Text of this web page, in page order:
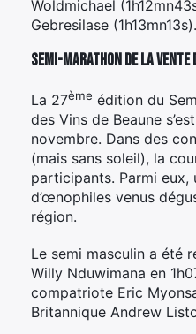
Woldmichael
Gebresilase (1h13mn13s).
Semi-marathon de la Vente
La 27ème édition du
des Vins de Beaune
novembre. Dans des
(mais sans soleil), la
participants. Parmi eux,
d’œnophiles venus
région.
Le semi masculin a été
Willy Nduwimana en
compatriote Eric
Britannique Andrew